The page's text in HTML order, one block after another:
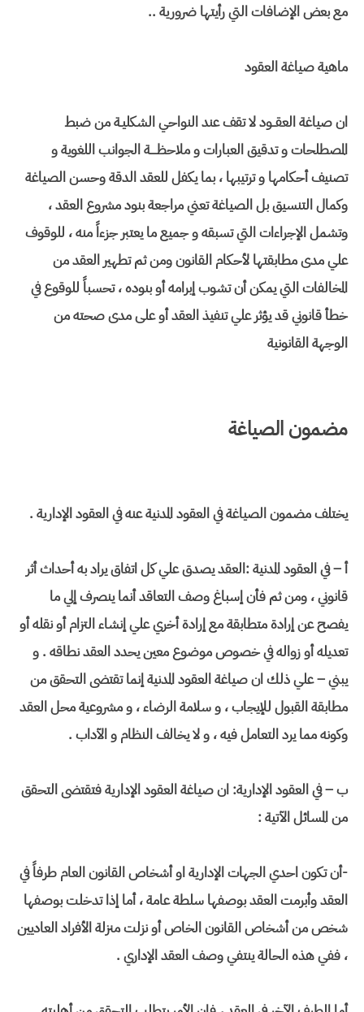
مع بعض الإضافات التي رأيتها ضرورية ..
ماهية صياغة العقود
ان صياغة العقــود لا تقف عند النواحي الشكليـة من ضبط
المصطلحات و تدقيق العبارات و ملاحظــــة الجوانب اللغوية و
تصنيف أحكامها و ترتيبها ، بما يكفل للعقد الدقة وحسن الصياغة
وكمال التنسيق بل الصياغة تعني مراجعة بنود مشروع العقد ،
وتشمل الإجراءات التي تسبقه و جميع ما يعتبر جزءاً منه ، للوقوف
علي مدى مطابقتها لأحكام القانون ومن ثم تطهير العقد من
المخالفات التي يمكن أن تشوب إبرامه أو بنوده ، تحسباً للوقوع في
خطأ قانوني قد يؤثر علي تنفيذ العقد أو على مدى صحته من
الوجهة القانونية
مضمون الصياغة
يختلف مضمون الصياغة في العقود المدنية عنه في العقود الإدارية .
أ – في العقود المدنية :العقد يصدق علي كل اتفاق يراد به أحداث أثر
قانوني ، ومن ثم فأن إسباغ وصف التعاقد أنما ينصرف إلي ما
يفصح عن إرادة متطابقة مع إرادة أخري علي إنشاء التزام أو نقله أو
تعديله أو زواله في خصوص موضوع معين يحدد العقد نطاقه . و
يبني – علي ذلك ان صياغة العقود المدنية إنما تقتضى التحقق من
مطابقة القبول للإيجاب ، و سلامة الرضاء ، و مشروعية محل العقد
وكونه مما يرد التعامل فيه ، و لا يخالف النظام و الآداب .
ب – في العقود الإدارية: ان صياغة العقود الإدارية فتقتضى التحقق
من المسائل الآتية :
-أن تكون احدي الجهات الإدارية او أشخاص القانون العام طرفاً في
العقد وأبرمت العقد بوصفها سلطة عامة ، أما إذا تدخلت بوصفها
شخص من أشخاص القانون الخاص أو نزلت منزلة الأفراد العاديين
، ففي هذه الحالة ينتفي وصف العقد الإداري .